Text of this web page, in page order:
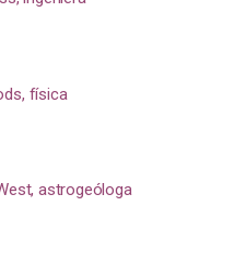
física
astrogeóloga